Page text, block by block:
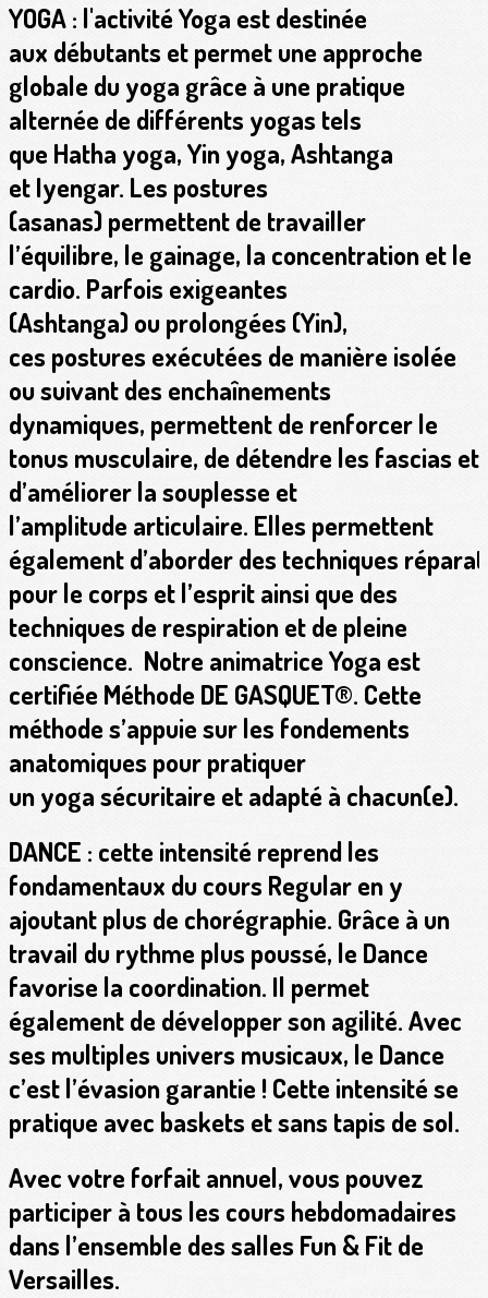
YOGA: l'activité Yoga est destinée
aux débutants et permet une approche
globale du yoga grâce à une pratique
alternée de différents yogas tels
que Hatha yoga, Yin yoga, Ashtanga
et Iyengar. Les postures
(asanas) permettent de travailler
l’équilibre, le gainage, la concentration et le
cardio. Parfois exigeantes
(Ashtanga) ou prolongées (Yin),
ces postures exécutées de manière isolée
ou suivant des enchaînements
dynamiques, permettent de renforcer le
tonus musculaire, de détendre les fascias et
d’améliorer la souplesse et
l’amplitude articulaire. Elles permettent
également d’aborder des techniques
pour le corps et l’esprit ainsi que des
techniques de respiration et de pleine
conscience. Notre animatrice Yoga est
certifiée Méthode DE GASQUET®. Cette
méthode s’appuie sur les fondements
anatomiques pour pratiquer
un yoga sécuritaire et adapté à chacun(e).
DANCE : cette intensité reprend les
fondamentaux du cours Regular en y
ajoutant plus de chorégraphie. Grâce à un
travail du rythme plus poussé, le Dance
favorise la coordination. Il permet
également de développer son agilité. Avec
ses multiples univers musicaux, le Dance
c’est l’évasion garantie ! Cette intensité se
pratique avec baskets et sans tapis de sol.
Avec votre forfait annuel,vous pouvez
participer à tous les cours hebdomadaires
dans l’ensemble des salles Fun & Fit de
Versailles.